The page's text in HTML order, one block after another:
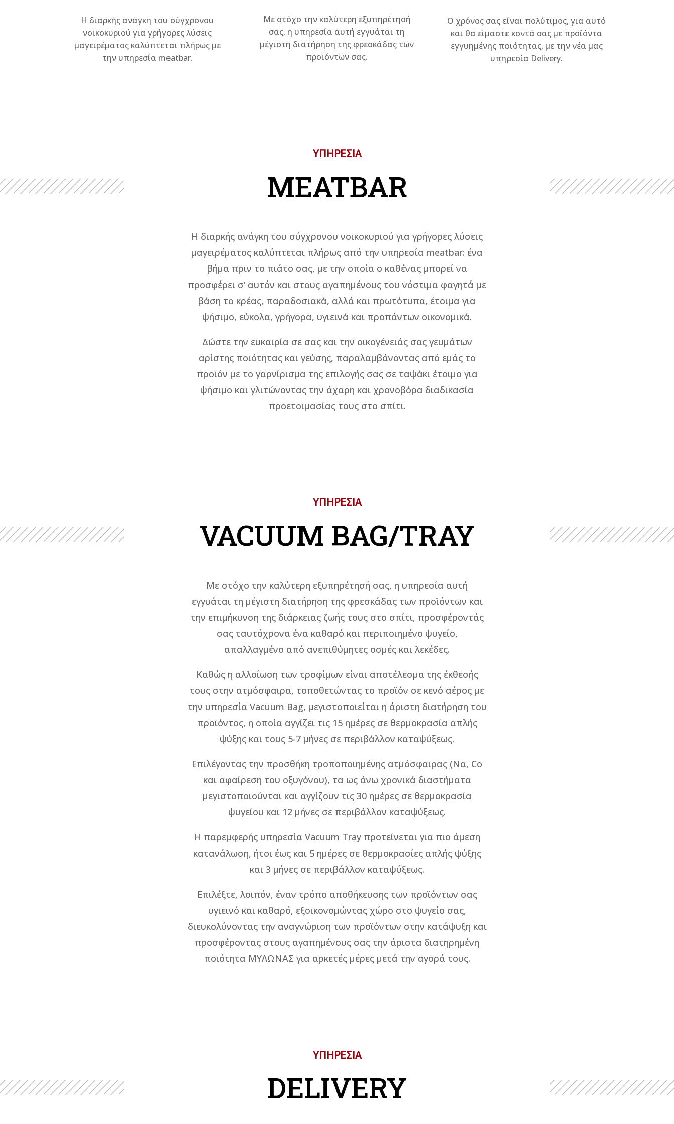
Η διαρκής ανάγκη του σύγχρονου
νοικοκυριού για γρήγορες λύσεις
μαγειρέματος καλύπτεται πλήρως με
την υπηρεσία meatbar.
Με στόχο την καλύτερη εξυπηρέτησή
σας, η υπηρεσία αυτή εγγυάται τη
μέγιστη διατήρηση της φρεσκάδας των
προϊόντων σας.
Ο χρόνος σας είναι πολύτιμος, για αυτό
και θα είμαστε κοντά σας με προϊόντα
εγγυημένης ποιότητας, με την νέα μας
υπηρεσία Delivery.
ΥΠΗΡΕΣΙΑ
MEATBAR
Η διαρκής ανάγκη του σύγχρονου νοικοκυριού για γρήγορες λύσεις
μαγειρέματος καλύπτεται πλήρως από την υπηρεσία meatbar: ένα
βήμα πριν το πιάτο σας, με την οποία ο καθένας μπορεί να
προσφέρει σ’ αυτόν και στους αγαπημένους του νόστιμα φαγητά με
βάση το κρέας, παραδοσιακά, αλλά και πρωτότυπα, έτοιμα για
ψήσιμο, εύκολα, γρήγορα, υγιεινά και προπάντων οικονομικά.
Δώστε την ευκαιρία σε σας και την οικογένειάς σας γευμάτων
αρίστης ποιότητας και γεύσης, παραλαμβάνοντας από εμάς το
προϊόν με το γαρνίρισμα της επιλογής σας σε ταψάκι έτοιμο για
ψήσιμο και γλιτώνοντας την άχαρη και χρονοβόρα διαδικασία
προετοιμασίας τους στο σπίτι.
ΥΠΗΡΕΣΙΑ
VACUUM ΒAG/ΤRAY
Με στόχο την καλύτερη εξυπηρέτησή σας, η υπηρεσία αυτή
εγγυάται τη μέγιστη διατήρηση της φρεσκάδας των προϊόντων και
την επιμήκυνση της διάρκειας ζωής τους στο σπίτι, προσφέροντάς
σας ταυτόχρονα ένα καθαρό και περιποιημένο ψυγείο,
απαλλαγμένο από ανεπιθύμητες οσμές και λεκέδες.
Καθώς η αλλοίωση των τροφίμων είναι αποτέλεσμα της έκθεσής
τους στην ατμόσφαιρα, τοποθετώντας το προϊόν σε κενό αέρος με
την υπηρεσία Vacuum Bag, μεγιστοποιείται η άριστη διατήρηση του
προϊόντος, η οποία αγγίζει τις 15 ημέρες σε θερμοκρασία απλής
ψύξης και τους 5-7 μήνες σε περιβάλλον καταψύξεως.
Επιλέγοντας την προσθήκη τροποποιημένης ατμόσφαιρας (Να, Co
και αφαίρεση του οξυγόνου), τα ως άνω χρονικά διαστήματα
μεγιστοποιούνται και αγγίζουν τις 30 ημέρες σε θερμοκρασία
ψυγείου και 12 μήνες σε περιβάλλον καταψύξεως.
Η παρεμφερής υπηρεσία Vacuum Tray προτείνεται για πιο άμεση
κατανάλωση, ήτοι έως και 5 ημέρες σε θερμοκρασίες απλής ψύξης
και 3 μήνες σε περιβάλλον καταψύξεως.
Επιλέξτε, λοιπόν, έναν τρόπο αποθήκευσης των προϊόντων σας
υγιεινό και καθαρό, εξοικονομώντας χώρο στο ψυγείο σας,
διευκολύνοντας την αναγνώριση των προϊόντων στην κατάψυξη και
προσφέροντας στους αγαπημένους σας την άριστα διατηρημένη
ποιότητα ΜΥΛΩΝΑΣ για αρκετές μέρες μετά την αγορά τους.
ΥΠΗΡΕΣΙΑ
DELIVERY